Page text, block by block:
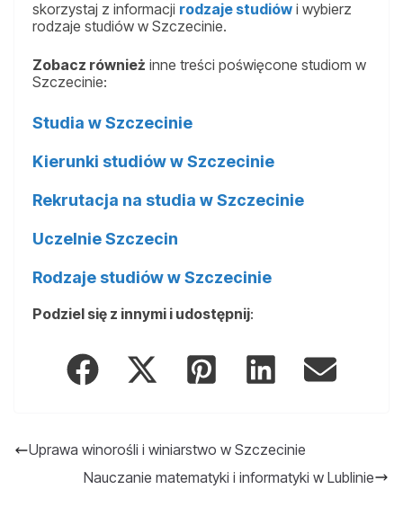
skorzystaj z informacji rodzaje studiów i wybierz
rodzaje studiów w Szczecinie.
Zobacz również inne treści poświęcone studiom w
Szczecinie:
Studia w Szczecinie
Kierunki studiów w Szczecinie
Rekrutacja na studia w Szczecinie
Uczelnie Szczecin
Rodzaje studiów w Szczecinie
Podziel się z innymi i udostępnij:
Uprawa winorośli i winiarstwo w Szczecinie
Nauczanie matematyki i informatyki w Lublinie